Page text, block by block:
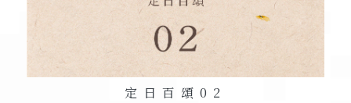
定日百頌 02